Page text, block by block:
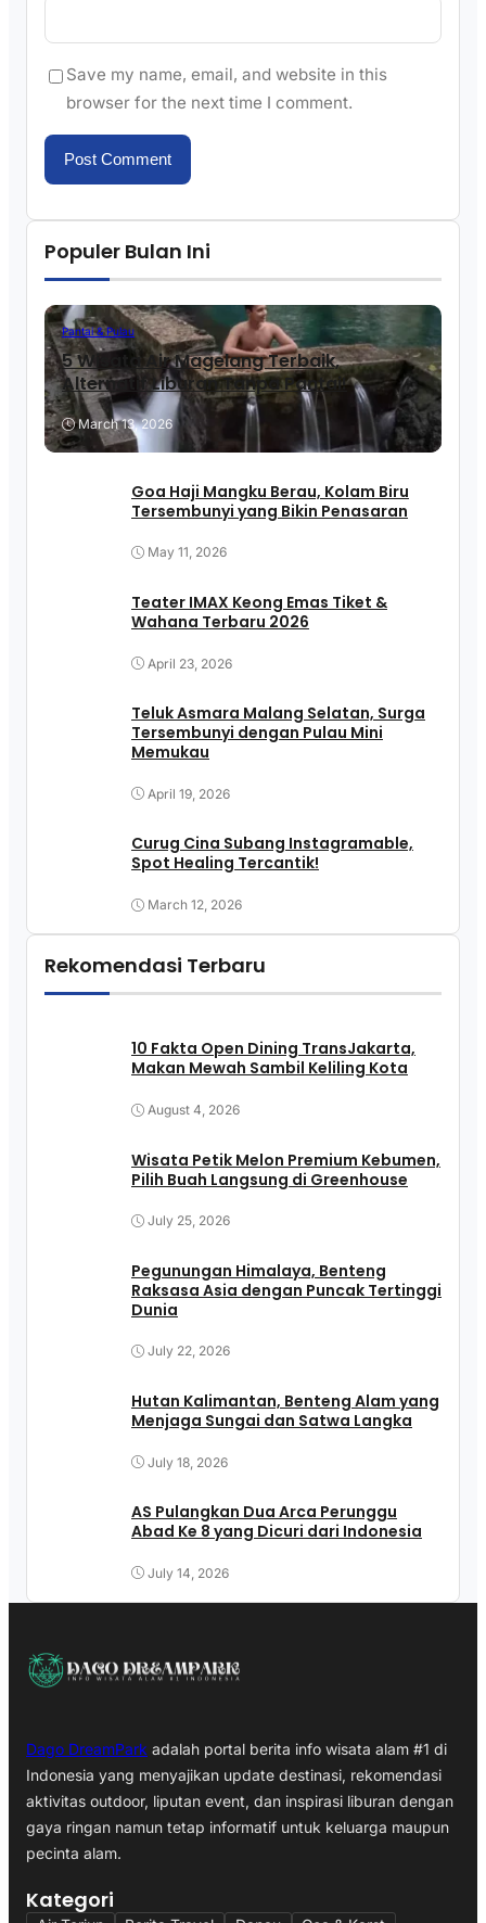
Save my name, email, and website in this
browser for the next time I comment.
Populer Bulan Ini
Pantai & Pulau
5 Wisata Air Magelang Terbaik,
Alternatif Liburan Tanpa Pantai!
March 13, 2026
Goa Haji Mangku Berau, Kolam Biru
Tersembunyi yang Bikin Penasaran
May 11, 2026
Teater IMAX Keong Emas Tiket &
Wahana Terbaru 2026
April 23, 2026
Teluk Asmara Malang Selatan, Surga
Tersembunyi dengan Pulau Mini
Memukau
April 19, 2026
Curug Cina Subang Instagramable,
Spot Healing Tercantik!
March 12, 2026
Rekomendasi Terbaru
10 Fakta Open Dining TransJakarta,
Makan Mewah Sambil Keliling Kota
August 4, 2026
Wisata Petik Melon Premium Kebumen,
Pilih Buah Langsung di Greenhouse
July 25, 2026
Pegunungan Himalaya, Benteng
Raksasa Asia dengan Puncak Tertinggi
Dunia
July 22, 2026
Hutan Kalimantan, Benteng Alam yang
Menjaga Sungai dan Satwa Langka
July 18, 2026
AS Pulangkan Dua Arca Perunggu
Abad Ke 8 yang Dicuri dari Indonesia
July 14, 2026
Dago DreamPark adalah portal berita info wisata alam #1 di
Indonesia yang menyajikan update destinasi, rekomendasi
aktivitas outdoor, liputan event, dan inspirasi liburan dengan
gaya ringan namun tetap informatif untuk keluarga maupun
pecinta alam.
Kategori